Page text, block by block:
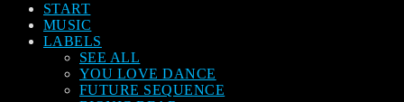
START
MUSIC
LABELS
SEE ALL
YOU LOVE DANCE
FUTURE SEQUENCE